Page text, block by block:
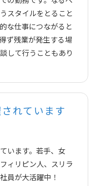
スタイルをとること
な仕事につながると
ず残業が発生する場
して行うこともあり
れています
います。若手、女
ィリピン人、スリラ
員が大活躍中！